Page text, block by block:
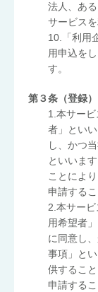
法人、あ
サービス
10.「利用
用申込を
す。
第３条（登録）
1.本サー
者」とい
し、かつ
といいま
ことによ
申請する
2.本サー
用希望者
に同意し
事項」と
供するこ
申請する